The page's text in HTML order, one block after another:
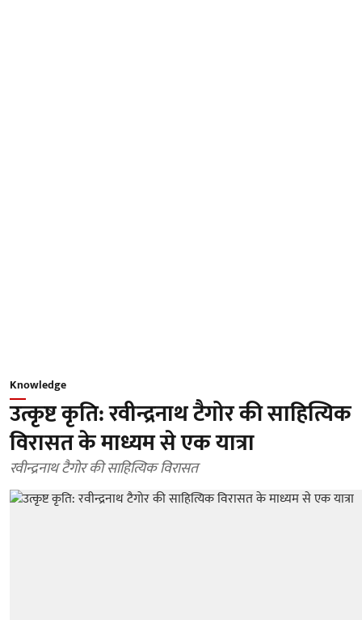
Knowledge
उत्कृष्ट कृति: रवीन्द्रनाथ टैगोर की साहित्यिक
विरासत के माध्यम से एक यात्रा
रवीन्द्रनाथ टैगोर की साहित्यिक विरासत